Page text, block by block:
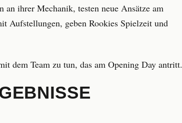
an ihrer Mechanik, testen neue Ansätze am
Aufstellungen, geben Rookies Spielzeit und
dem Team zu tun, das am Opening Day antritt.